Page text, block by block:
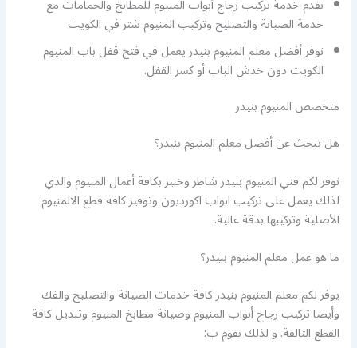
خدمة الصيانة والتصليح وتركيب المنيوم شتر في الكويت
نوفر أفضل معلم المنيوم بنيدر يعمل في فتح قفل باب المنيوم
الكويت دون خدش الباب أو كسر القفل.
متخصص المنيوم بنيدر
هل تبحث عن أفضل معلم المنيوم بنيدر؟
نوفر لكم فني المنيوم بنيدر شاطر وخبير بكافة أعمال المنيوم والذي
لذلك يعمل على تركيب ابواب اكورديون وتوفير كافة قطع الالمنيوم
الأصلية وتركيبها بدقة عالية.
ما هو عمل معلم المنيوم بنيدر؟
يوفر لكم معلم المنيوم بنيدر كافة خدمات الصيانة والتصليح والفك
وأيضا تركيب زجاج أبواب المنيوم وصيانة مطابخ المنيوم وتبديل كافة
القطع التالفة. و لذلك نقوم ب: